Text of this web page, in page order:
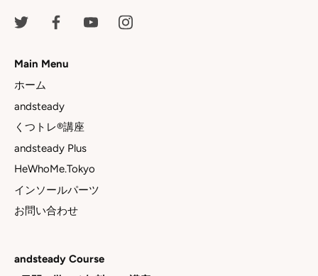
Main Menu
ホーム
andsteady
くつトレ®講座
andsteady Plus
HeWhoMe.Tokyo
インソールパーツ
お問い合わせ
andsteady Course